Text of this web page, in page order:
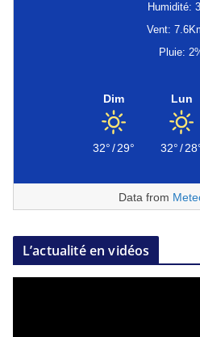
Humidité:
Vent:
Pluie:
Dim
32°/29°
Lun
32°/
Data from
L’actualité en vidéos